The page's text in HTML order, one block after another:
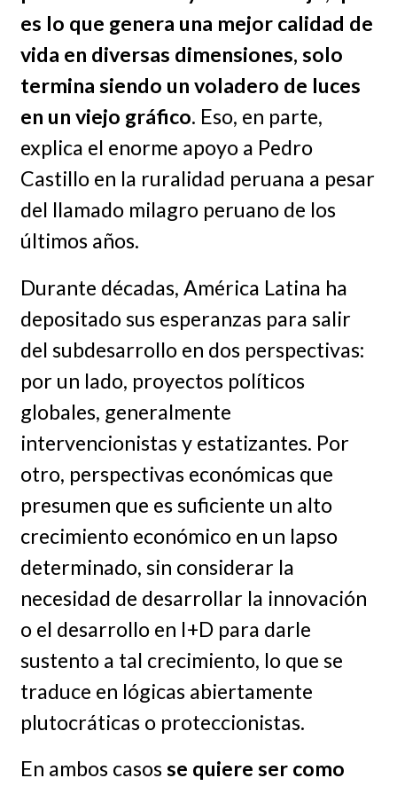
es lo que genera una mejor calidad de
vida en diversas dimensiones, solo
termina siendo un voladero de luces
en un viejo gráfico. Eso, en parte,
explica el enorme apoyo a Pedro
Castillo en la ruralidad peruana a pesar
del llamado milagro peruano de los
últimos años.
Durante décadas, América Latina ha
depositado sus esperanzas para salir
del subdesarrollo en dos perspectivas:
por un lado, proyectos políticos
globales, generalmente
intervencionistas y estatizantes. Por
otro, perspectivas económicas que
presumen que es suficiente un alto
crecimiento económico en un lapso
determinado, sin considerar la
necesidad de desarrollar la innovación
o el desarrollo en I+D para darle
sustento a tal crecimiento, lo que se
traduce en lógicas abiertamente
plutocráticas o proteccionistas.
En ambos casosse quiere ser como